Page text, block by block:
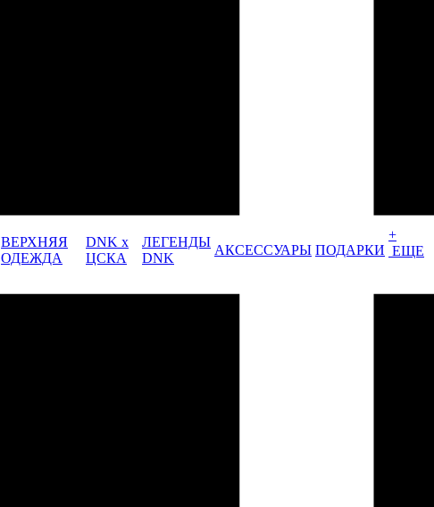
ВЕРХНЯЯ
ОДЕЖДА
DNK x
ЦСКА
ЛЕГЕНДЫ
DNK
АКСЕССУАРЫ ПОДАРКИ
+
ЕЩЕ